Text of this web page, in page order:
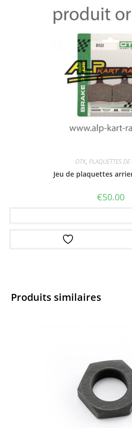
OTK, PLAQUETTES DE
Jeu de plaquettes
€50.00
Produits similaires